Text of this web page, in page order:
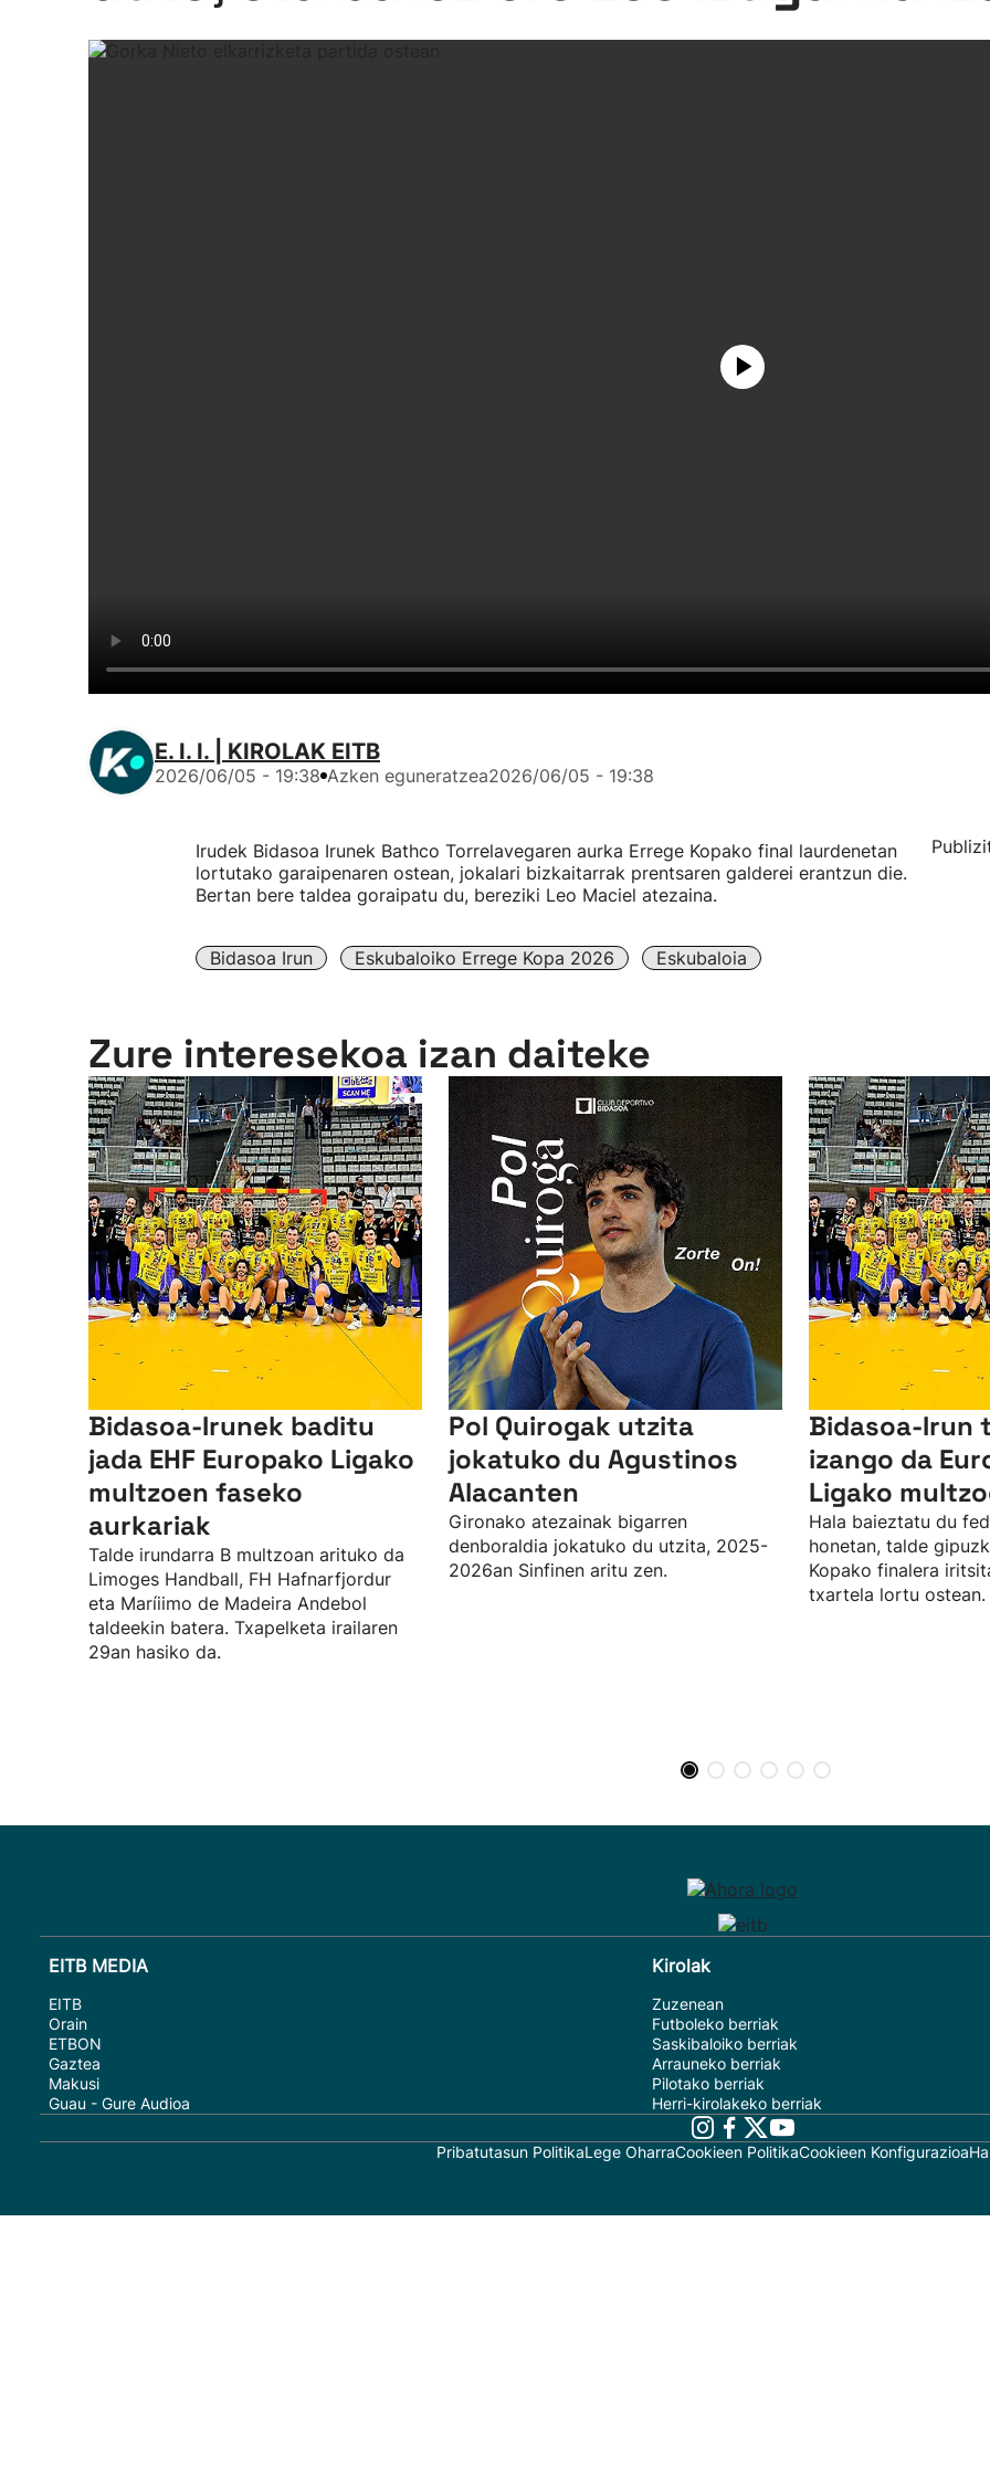
E. I. I. | KIROLAK EITB
2026/06/05 - 19:38 Azken eguneratzea2026/06/05 - 19:38
Irudek Bidasoa Irunek Bathco Torrelavegaren aurka Errege Kopako final laurdenetan
lortutako garaipenaren ostean, jokalari bizkaitarrak prentsaren galderei erantzun die.
Bertan bere taldea goraipatu du, bereziki Leo Maciel atezaina.
Bidasoa Irun Eskubaloiko Errege Kopa 2026 Eskubaloia
Zure interesekoa izan daiteke
Bidasoa-Irunek baditu
jada EHF Europako Ligako
multzoen faseko
aurkariak
Talde irundarra B multzoan arituko da
Limoges Handball, FH Hafnarfjordur
eta Maríiimo de Madeira Andebol
taldeekin batera. Txapelketa irailaren
29an hasiko da.
Pol Quirogak utzita
jokatuko du Agustinos
Alacanten
Gironako atezainak bigarren
denboraldia jokatuko du utzita, 2025-
2026an Sinfinen aritu zen.
Bidasoa-Irun
izango da
Ligako
Hala baieztatu du
honetan, talde
Kopako finalera
txartela lortu ostean.
EITB MEDIA
EITB
Orain
ETBON
Gaztea
Makusi
Guau - Gure Audioa
Kirolak
Zuzenean
Futboleko berriak
Saskibaloiko berriak
Arrauneko berriak
Pilotako berriak
Herri-kirolakeko berriak
Pribatutasun PolitikaLege OharraCookieen PolitikaCookieen Konfigurazioa